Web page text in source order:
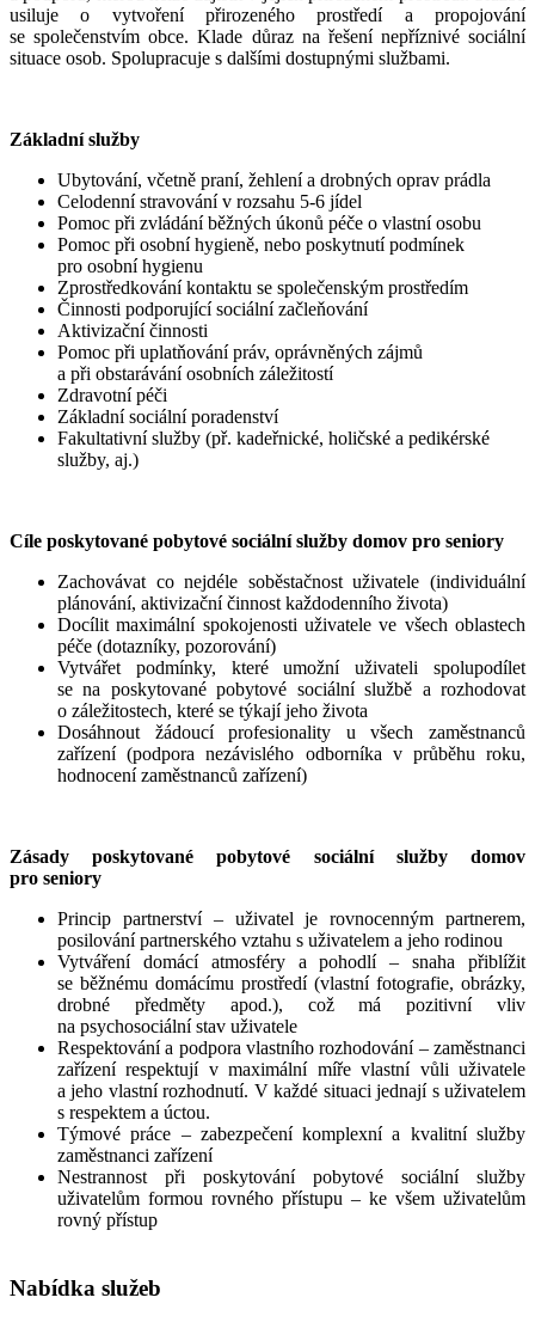
usiluje o vytvoření přirozeného prostředí a propojování
se společenstvím obce. Klade důraz na řešení nepříznivé sociální
situace osob. Spolupracuje s dalšími dostupnými službami.
Základní služby
Ubytování, včetně praní, žehlení a drobných oprav prádla
Celodenní stravování v rozsahu 5-6 jídel
Pomoc při zvládání běžných úkonů péče o vlastní osobu
Pomoc při osobní hygieně, nebo poskytnutí podmínek
pro osobní hygienu
Zprostředkování kontaktu se společenským prostředím
Činnosti podporující sociální začleňování
Aktivizační činnosti
Pomoc při uplatňování práv, oprávněných zájmů
a při obstarávání osobních záležitostí
Zdravotní péči
Základní sociální poradenství
Fakultativní služby (př. kadeřnické, holičské a pedikérské
služby, aj.)
Cíle poskytované pobytové sociální služby domov pro seniory
Zachovávat co nejdéle soběstačnost uživatele (individuální
plánování, aktivizační činnost každodenního života)
Docílit maximální spokojenosti uživatele ve všech oblastech
péče (dotazníky, pozorování)
Vytvářet podmínky, které umožní uživateli spolupodílet
se na poskytované pobytové sociální službě a rozhodovat
o záležitostech, které se týkají jeho života
Dosáhnout žádoucí profesionality u všech zaměstnanců
zařízení (podpora nezávislého odborníka v průběhu roku,
hodnocení zaměstnanců zařízení)
Zásady poskytované pobytové sociální služby domov
pro seniory
Princip partnerství – uživatel je rovnocenným partnerem,
posilování partnerského vztahu s uživatelem a jeho rodinou
Vytváření domácí atmosféry a pohodlí – snaha přiblížit
se běžnému domácímu prostředí (vlastní fotografie, obrázky,
drobné předměty apod.), což má pozitivní vliv
na psychosociální stav uživatele
Respektování a podpora vlastního rozhodování – zaměstnanci
zařízení respektují v maximální míře vlastní vůli uživatele
a jeho vlastní rozhodnutí. V každé situaci jednají s uživatelem
s respektem a úctou.
Týmové práce – zabezpečení komplexní a kvalitní služby
zaměstnanci zařízení
Nestrannost při poskytování pobytové sociální služby
uživatelům formou rovného přístupu – ke všem uživatelům
rovný přístup
Nabídka služeb